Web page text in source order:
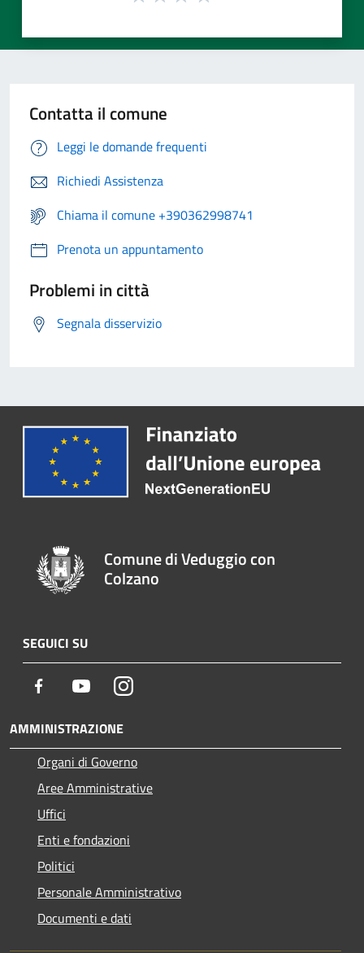
Contatta il comune
Leggi le domande frequenti
Richiedi Assistenza
Chiama il comune +390362998741
Prenota un appuntamento
Problemi in città
Segnala disservizio
Comune di Veduggio con
Colzano
SEGUICI SU
Facebook YoutubeInstagram
AMMINISTRAZIONE
Organi di Governo
Aree Amministrative
Uffici
Enti e fondazioni
Politici
Personale Amministrativo
Documenti e dati